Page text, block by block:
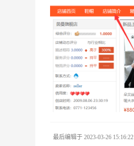
最后编辑于 2023-03-26 15:16:22